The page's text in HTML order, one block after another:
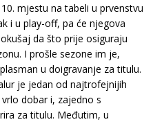
mjestu na tabeli u prvenstvu
i u play-off, pa će njegova
da što prije osiguraju
I prošle sezone im je,
u doigravanje za titulu.
je jedan od najtrofejnijih
dobar i, zajedno s
za titulu. Međutim, u